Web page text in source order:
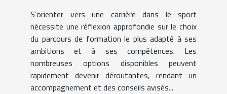
S’orienter vers une carrière dans le sport
nécessite une réflexion approfondie sur le choix
du parcours de formation le plus adapté à ses
ambitions et à ses compétences. Les
nombreuses options disponibles peuvent
rapidement devenir déroutantes, rendant un
accompagnement et des conseils avisés...